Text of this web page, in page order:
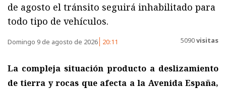
de agosto el tránsito seguirá inhabilitado para
todo tipo de vehículos.
Domingo 9 de agosto de 2026 20:11 5090visitas
La compleja situación producto a deslizamiento
de tierra y rocas que afecta a la Avenida España,